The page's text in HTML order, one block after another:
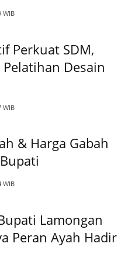
WIB
Perkuat SDM,
Desain
WIB
& Harga Gabah
WIB
Lamongan
Peran Ayah Hadir